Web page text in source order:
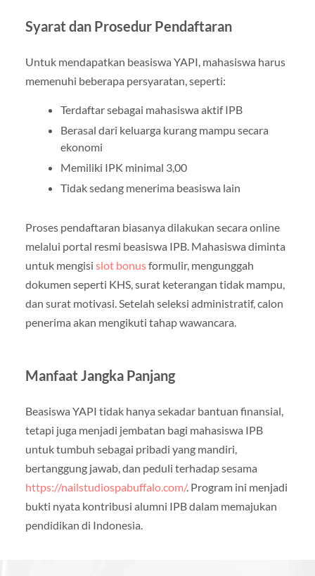
Syarat dan Prosedur Pendaftaran
Untuk mendapatkan beasiswa YAPI, mahasiswa harus
memenuhi beberapa persyaratan, seperti:
Terdaftar sebagai mahasiswa aktif IPB
Berasal dari keluarga kurang mampu secara
ekonomi
Memiliki IPK minimal 3,00
Tidak sedang menerima beasiswa lain
Proses pendaftaran biasanya dilakukan secara online
melalui portal resmi beasiswa IPB. Mahasiswa diminta
untuk mengisi slot bonusformulir, mengunggah
dokumen seperti KHS, surat keterangan tidak mampu,
dan surat motivasi. Setelah seleksi administratif, calon
penerima akan mengikuti tahap wawancara.
Manfaat Jangka Panjang
Beasiswa YAPI tidak hanya sekadar bantuan finansial,
tetapi juga menjadi jembatan bagi mahasiswa IPB
untuk tumbuh sebagai pribadi yang mandiri,
bertanggung jawab, dan peduli terhadap sesama
https://nailstudiospabuffalo.com/. Program ini menjadi
bukti nyata kontribusi alumni IPB dalam memajukan
pendidikan di Indonesia.